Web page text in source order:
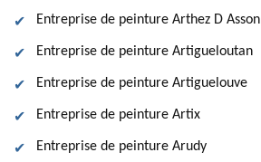
Entreprise de peinture Arthez D Asson
Entreprise de peinture Artigueloutan
Entreprise de peinture Artiguelouve
Entreprise de peinture Artix
Entreprise de peinture Arudy